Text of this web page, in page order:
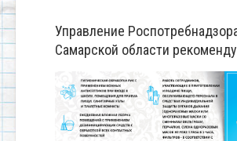
Управление
Самарской области